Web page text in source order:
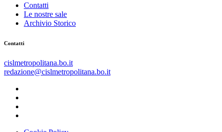
Contatti
Le nostre sale
Archivio Storico
Contatti
cislmetropolitana.bo.it
redazione@cislmetropolitana.bo.it